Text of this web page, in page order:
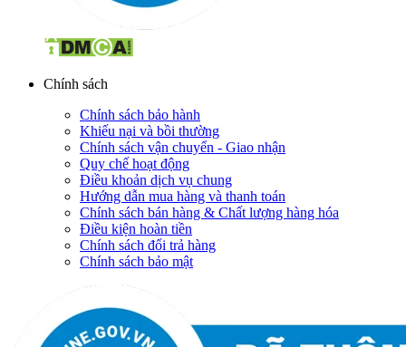
Chính sách
Chính sách bảo hành
Khiếu nại và bồi thường
Chính sách vận chuyển - Giao nhận
Quy chế hoạt động
Điều khoản dịch vụ chung
Hướng dẫn mua hàng và thanh toán
Chính sách bán hàng & Chất lượng hàng hóa
Điều kiện hoàn tiền
Chính sách đổi trả hàng
Chính sách bảo mật